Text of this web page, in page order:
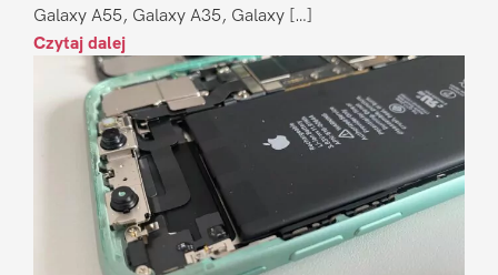
Galaxy A55, Galaxy A35, Galaxy […]
Czytaj dalej